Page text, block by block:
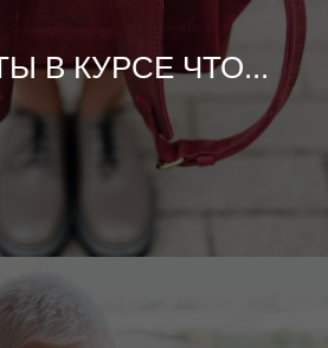
В КУРСЕ ЧТО...